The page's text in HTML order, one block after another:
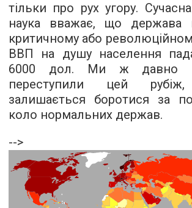
тільки про рух угору.
наука вважає, що держава
критичному або
ВВП на душу населення
6000 дол. Ми ж давно і
переступили цей
залишається боротися за
коло нормальних держав.
-->